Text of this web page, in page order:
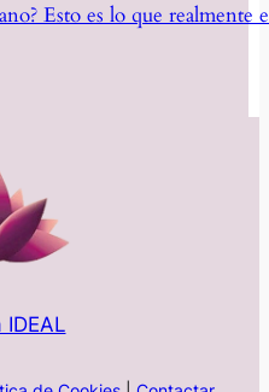
Esto es lo que realmente
IDEAL